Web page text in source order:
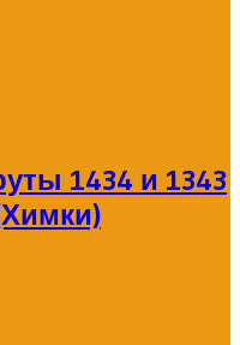
1434 и 1343